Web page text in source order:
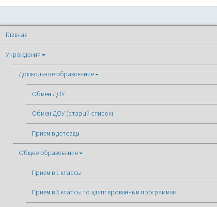
Главная
Учреждения
Дошкольное образование
Обмен ДОУ
Обмен ДОУ (старый список)
Прием в детсады
Общее образование
Прием в 1 классы
Прием в 5 классы по адаптированным программам